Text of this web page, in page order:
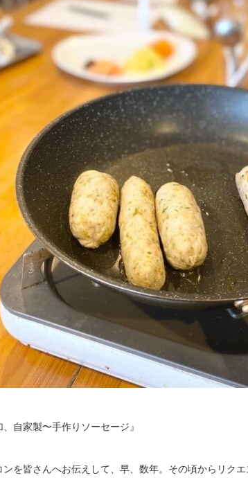
自家製〜手作りソーセージ』
を皆さんへお伝えして、早、数年。その頃からリク